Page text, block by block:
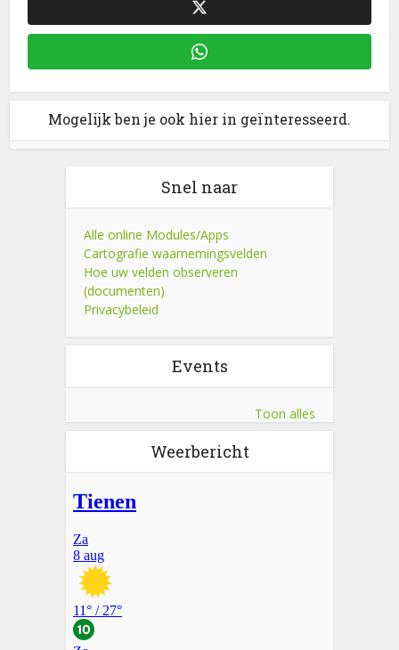
Mogelijk ben je ook hier in geïnteresseerd.
Snel naar
Alle online Modules/Apps
Cartografie waarnemingsvelden
Hoe uw velden observeren
(documenten)
Privacybeleid
Events
Toon alles
Weerbericht